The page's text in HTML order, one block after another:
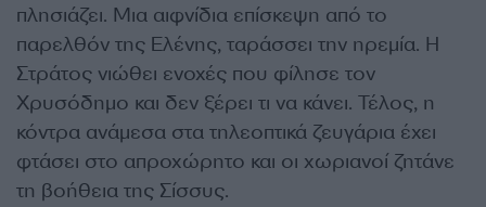
πλησιάζει. Μια αιφνίδια επίσκεψη από το
παρελθόν της Ελένης, ταράσσει την ηρεμία. Η
Στράτος νιώθει ενοχές που φίλησε τον
Χρυσόδημο και δεν ξέρει τι να κάνει. Τέλος, η
κόντρα ανάμεσα στα τηλεοπτικά ζευγάρια έχει
φτάσει στο απροχώρητο και οι χωριανοί ζητάνε
τη βοήθεια της Σίσσυς.